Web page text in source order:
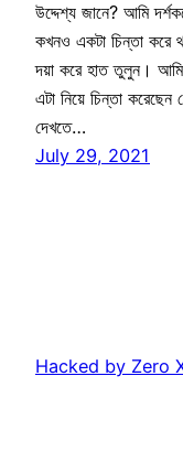
উদ্দেশ্য জানে? আমি
কখনও একটা চিন্তা করে
দয়া করে হাত তুলুন। আমি
এটা নিয়ে চিন্তা
দেখতে…
July 29, 2021
Hacked by Zero